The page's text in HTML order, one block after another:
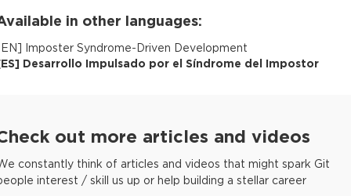
in other languages:
EN] Imposter Syndrome-Driven Development
ES] Desarrollo Impulsado por el Síndrome del Impostor
out more articles and videos
constantly think of articles and videos that might spark Git
interest / skill us up or help building a stellar career